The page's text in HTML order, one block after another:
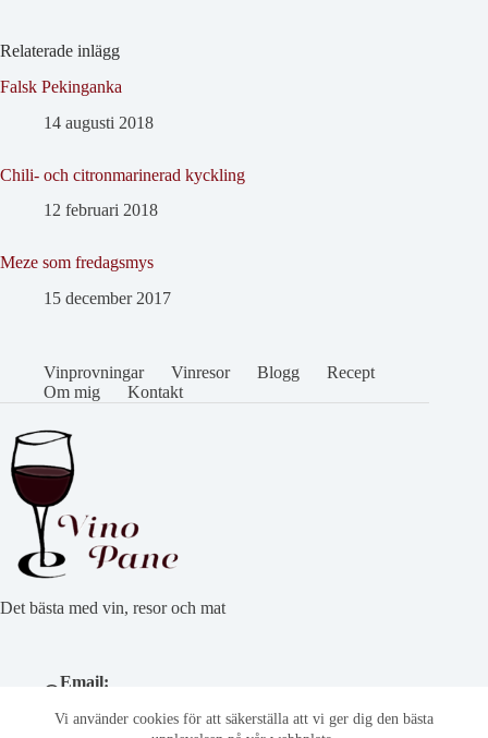
Vi använder cookies för att säkerställa att vi ger dig den bästa
Relaterade inlägg
Falsk Pekinganka
14 augusti 2018
Chili- och citronmarinerad kyckling
12 februari 2018
Meze som fredagsmys
15 december 2017
Vinprovningar Vinresor Blogg
Recept
Om mig
Kontakt
Det bästa med vin, resor och mat
Email:
Telefonnummer: